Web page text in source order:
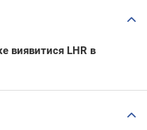
виявитися LHR в